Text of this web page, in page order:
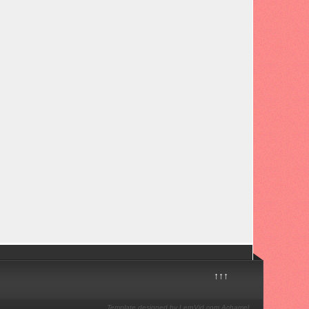
↑↑↑
Template designed by LernVid.com Achamel